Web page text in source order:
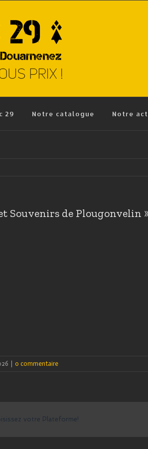
29 Notre catalogue Notre
Souvenirs de Plougonvelin
0 commentaire
votre Plateforme!